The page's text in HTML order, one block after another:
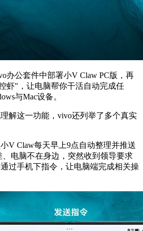
公套件中部署小V Claw PC版，再
虾"，让电脑帮你干活自动完成任
与Mac设备。
这一功能，vivo还列举了多个真实
Claw每天早上9点自动整理并推送
电脑不在身边，突然收到领导要求
过手机下指令，让电脑端完成相关操